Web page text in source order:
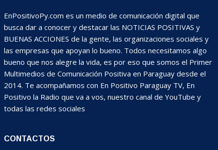
EnPositivoPy.com es un medio de comunicación digital que
busca dar a conocer y destacar las NOTICIAS POSITIVAS y
BUENAS ACCIONES de la gente, las organizaciones sociales y
las empresas que apoyan lo bueno. Todos necesitamos algo
bueno que nos alegre la vida, es por eso que somos el Primer
Multimedios de Comunicación Positiva en Paraguay desde el
2014. Te acompañamos con En Positivo Paraguay TV, En
Positivo la Radio que va a vos, nuestro canal de YouTube y
todas las redes sociales
CONTACTOS